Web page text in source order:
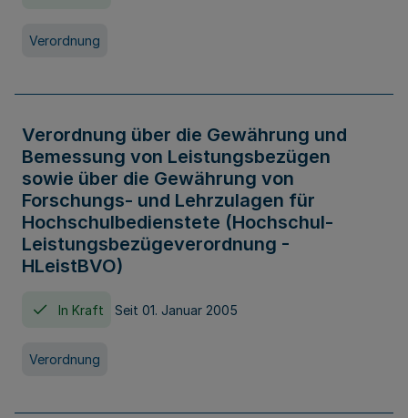
Verordnung
Verordnung über die Gewährung und
Bemessung von Leistungsbezügen
sowie über die Gewährung von
Forschungs- und Lehrzulagen für
Hochschulbedienstete (Hochschul-
Leistungsbezügeverordnung -
HLeistBVO)
In Kraft Seit 01. Januar 2005
Verordnung